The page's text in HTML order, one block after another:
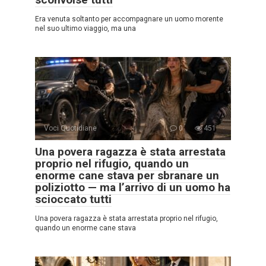
Era venuta soltanto per accompagnare un uomo morente
nel suo ultimo viaggio, ma una
Voci Quotidiane 0 451
Una povera ragazza è stata arrestata
proprio nel rifugio, quando un
enorme cane stava per sbranare un
poliziotto — ma l’arrivo di un uomo ha
scioccato tutti
Una povera ragazza è stata arrestata proprio nel rifugio,
quando un enorme cane stava